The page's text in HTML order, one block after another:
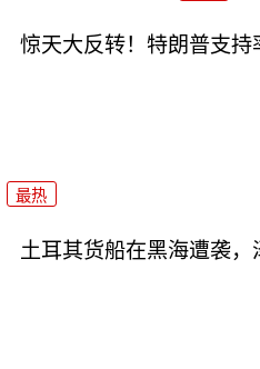
惊天大反转！特朗普支
最热
土耳其货船在黑海遭袭